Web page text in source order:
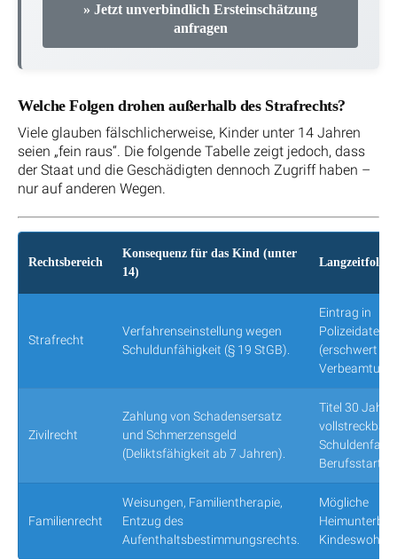
» Jetzt unverbindlich Ersteinschätzung
anfragen
Welche Folgen drohen außerhalb des Strafrechts?
Viele glauben fälschlicherweise, Kinder unter 14 Jahren
seien „fein raus“. Die folgende Tabelle zeigt jedoch, dass
der Staat und die Geschädigten dennoch Zugriff haben –
nur auf anderen Wegen.
Rechtsbereich
Konsequenz für das Kind (unter
14)
Langzeitfolge
Strafrecht
Verfahrenseinstellung wegen
Schuldunfähigkeit (§ 19 StGB).
Eintrag in
(erschwert z.
Zivilrecht
Zahlung von Schadensersatz
und Schmerzensgeld
(Deliktsfähigkeit ab 7 Jahren).
Titel 30 Jahre
vollstreckbar;
Schuldenfalle
Berufsstart.
Familienrecht
Weisungen, Familientherapie,
Entzug des
Aufenthaltsbestimmungsrechts.
Mögliche